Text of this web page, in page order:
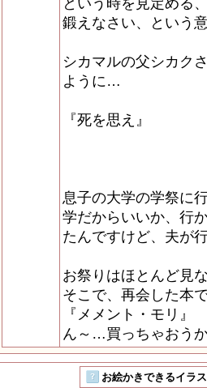
という時を見定める
鍛えなさい、という
シカマルの父シカク
ように…
『死を思え』
息子の大学の学祭に
学だからいいか、行
たんですけど、夫が
お祭りはほとんど見
そこで、再会した本
『メメント・モリ』
ん～…買っちゃおう
お絵かきできるイラ